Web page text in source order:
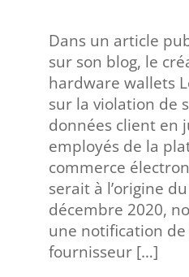
Dans un article
sur son blog, le
hardware wallets
sur la violation de
données client en
employés de la
commerce
serait à l’origine
décembre 2020,
une notification
fournisseur […]